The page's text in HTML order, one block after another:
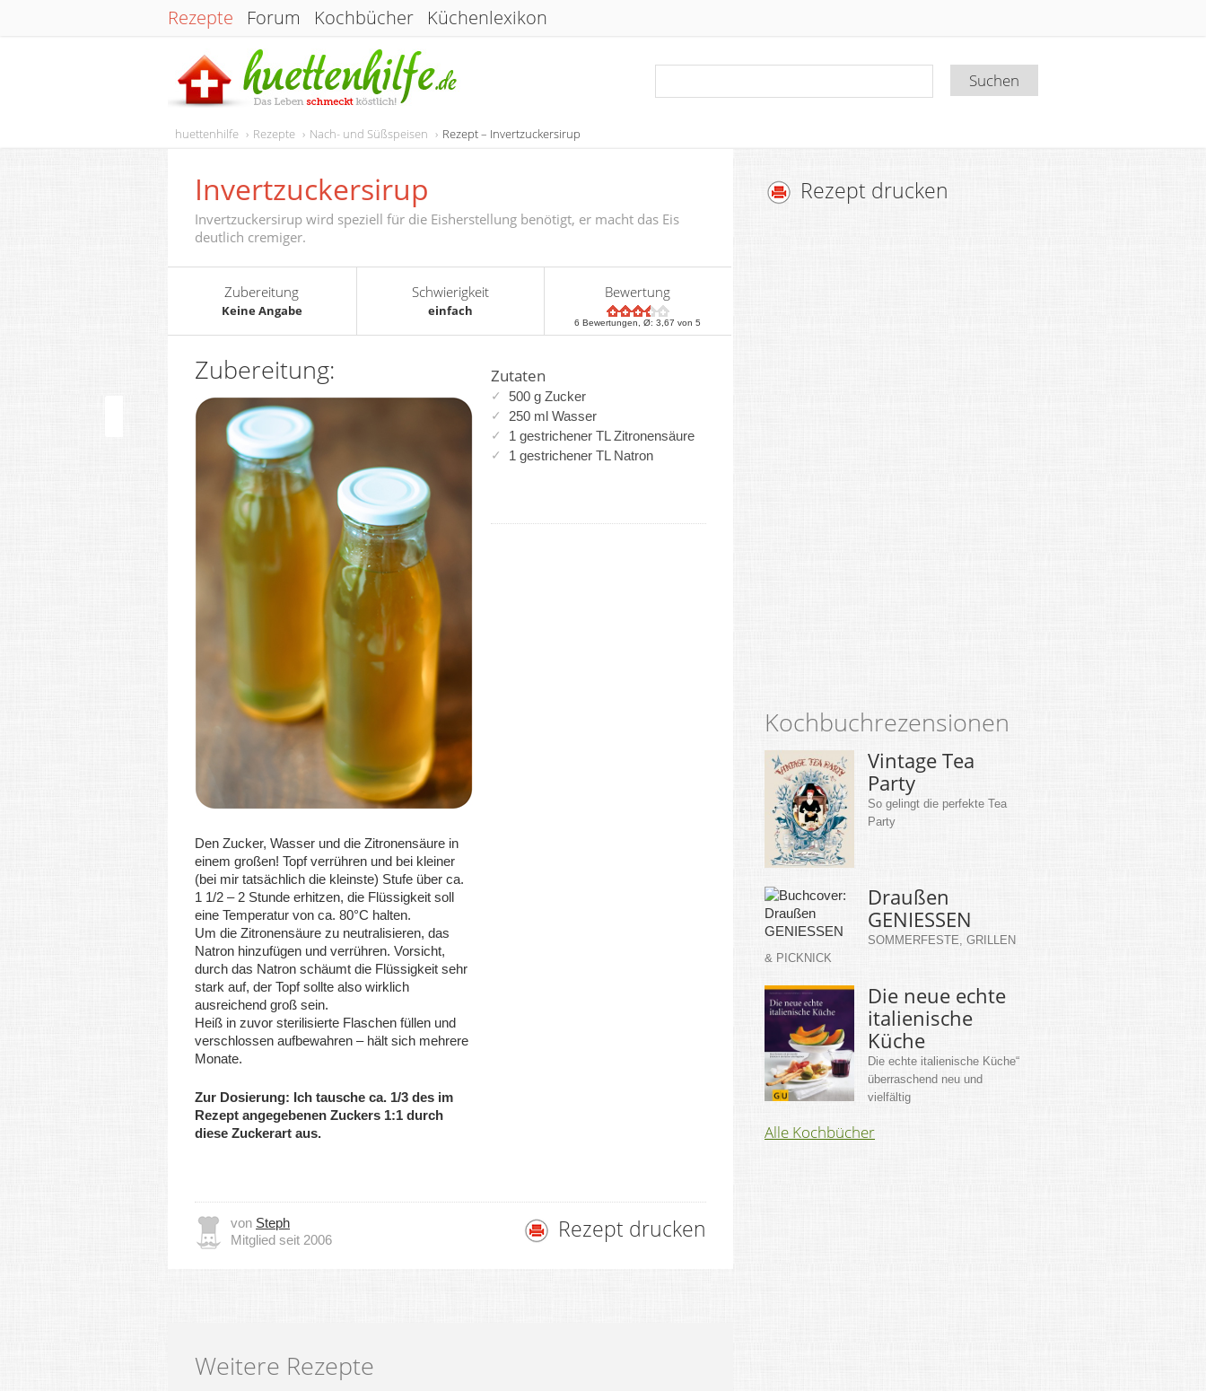
Rezepte Forum Kochbücher Küchenlexikon
huettenhilfe Rezepte Nach- und Süßspeisen Rezept – Invertzuckersirup
Invertzuckersirup
Invertzuckersirup wird speziell für die Eisherstellung benötigt, er macht das Eis
deutlich cremiger.
Zubereitung
Keine Angabe
Schwierigkeit
einfach
Bewertung
6 Bewertungen, Ø:3,67 von 5
Zutaten
500 g Zucker
250 ml Wasser
1 gestrichener TL Zitronensäure
1 gestrichener TL Natron
Zubereitung:
Den Zucker, Wasser und die Zitronensäure in
einem großen! Topf verrühren und bei kleiner
(bei mir tatsächlich die kleinste) Stufe über ca.
1 1/2 – 2 Stunde erhitzen, die Flüssigkeit soll
eine Temperatur von ca. 80°C halten.
Um die Zitronensäure zu neutralisieren, das
Natron hinzufügen und verrühren. Vorsicht,
durch das Natron schäumt die Flüssigkeit sehr
stark auf, der Topf sollte also wirklich
ausreichend groß sein.
Heiß in zuvor sterilisierte Flaschen füllen und
verschlossen aufbewahren – hält sich mehrere
Monate.
Zur Dosierung: Ich tausche ca. 1/3 des im
Rezept angegebenen Zuckers 1:1 durch
diese Zuckerart aus.
von Steph
Mitglied seit 2006
Rezept drucken
Rezept drucken
Kochbuchrezensionen
Vintage Tea
Party
So gelingt die perfekte Tea
Party
Draußen
GENIESSEN
SOMMERFESTE, GRILLEN
& PICKNICK
Die neue echte
italienische
Küche
Die echte italienische Küche“
überraschend neu und
vielfältig
Alle Kochbücher
Weitere Rezepte